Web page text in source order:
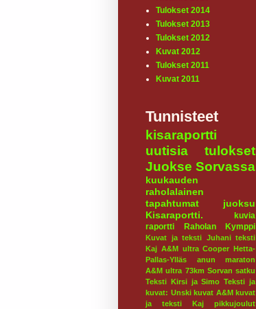
Tulokset 2014
Tulokset 2013
Tulokset 2012
Kuvat 2012
Tulokset 2011
Kuvat 2011
Tunnisteet
kisaraportti
uutisia
tulokset
Juokse Sorvassa
kuukauden
raholalainen
tapahtumat
juoksu
Kisaraportti.
kuvia
raportti
Raholan Kymppi
Kuvat ja teksti Juhani teksti
Kaj A&M ultra Cooper Hetta-
Pallas-Ylläs
anun maraton
A&M ultra 73km Sorvan satku
Teksti Kirsi ja Simo Teksti ja
kuvat: Unski kuvat A&M kuvat
ja teksti Kaj
pikkujoulut